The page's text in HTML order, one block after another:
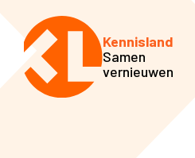
Kennisland
Samen
vernieuwen